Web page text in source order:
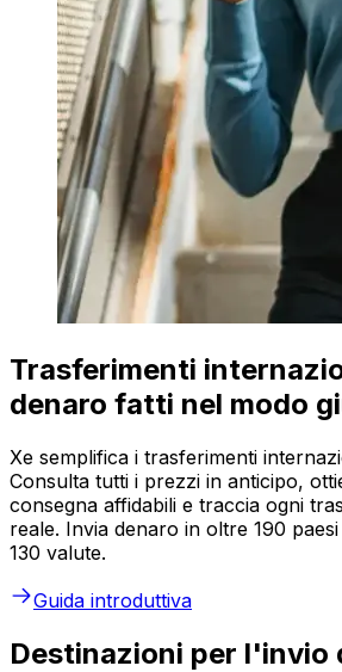
Trasferimenti
denaro fatti nel modo
Xe semplifica i trasferimenti
Consulta tutti i prezzi in anticipo,
consegna affidabili e traccia ogni
reale. Invia denaro in oltre 190
130 valute.
Guida introduttiva
Destinazioni per l'invio